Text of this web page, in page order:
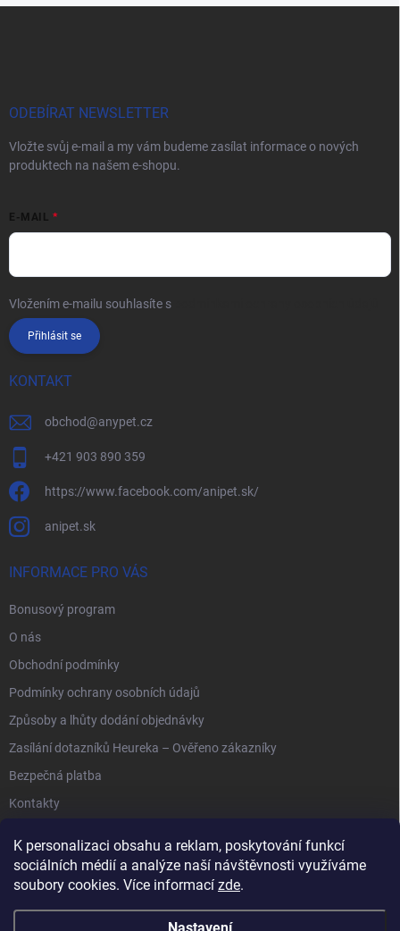
K personalizaci obsahu a reklam, poskytování funkcí
sociálních médií a analýze naší návštěvnosti využíváme
soubory cookies. Více informací zde.
ODEBÍRAT NEWSLETTER
Vložte svůj e-mail a my vám budeme zasílat informace o nových
produktech na našem e-shopu.
E-MAIL
Vložením e-mailu souhlasíte s
Přihlásit se
KONTAKT
obchod@anypet.cz
+421 903 890 359
https://www.facebook.com/anipet.sk/
anipet.sk
INFORMACE PRO VÁS
Bonusový program
O nás
Obchodní podmínky
Podmínky ochrany osobních údajů
Způsoby a lhůty dodání objednávky
Zasílání dotazníků Heureka – Ověřeno zákazníky
Bezpečná platba
Kontakty
Anipet.sk